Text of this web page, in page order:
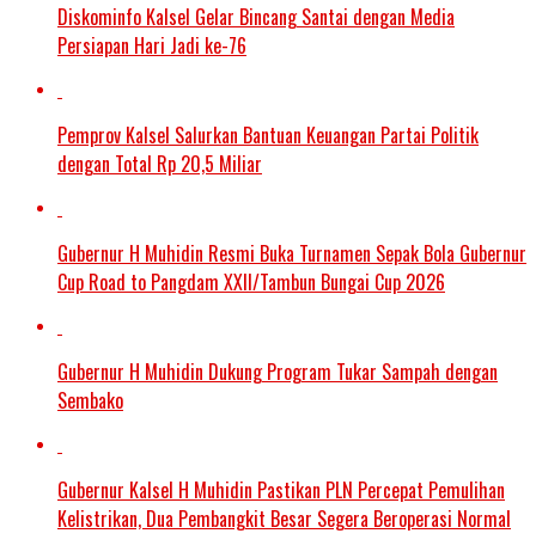
Diskominfo Kalsel Gelar Bincang Santai dengan Media
Persiapan Hari Jadi ke-76
Pemprov Kalsel Salurkan Bantuan Keuangan Partai Politik
dengan Total Rp 20,5 Miliar
Gubernur H Muhidin Resmi Buka Turnamen Sepak Bola Gubernur
Cup Road to Pangdam XXII/Tambun Bungai Cup 2026
Gubernur H Muhidin Dukung Program Tukar Sampah dengan
Sembako
Gubernur Kalsel H Muhidin Pastikan PLN Percepat Pemulihan
Kelistrikan, Dua Pembangkit Besar Segera Beroperasi Normal